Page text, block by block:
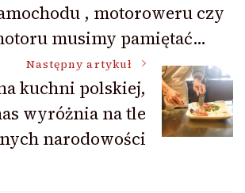
, motoroweru czy
musimy pamiętać…
Następny artykuł
kuchni polskiej,
wyróżnia na tle
narodowości